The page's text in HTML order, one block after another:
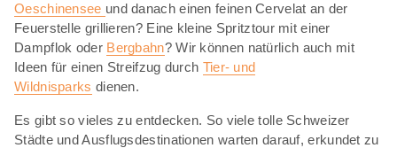
Oeschinensee und danach einen feinen Cervelat an der
Feuerstelle grillieren? Eine kleine Spritztour mit einer
Dampflok oder Bergbahn? Wir können natürlich auch mit
Ideen für einen Streifzug durch Tier- und
Wildnisparks dienen.
Es gibt so vieles zu entdecken. So viele tolle Schweizer
Städte und Ausflugsdestinationen warten darauf, erkundet zu